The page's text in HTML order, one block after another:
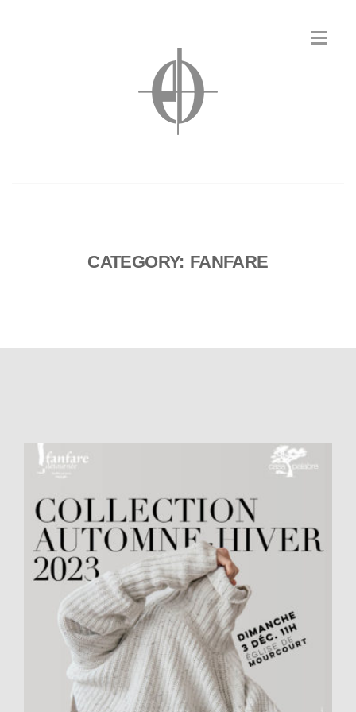
CATEGORY: FANFARE